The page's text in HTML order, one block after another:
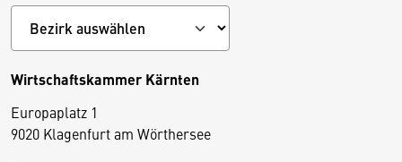
Wirtschaftskammer Kärnten
Europaplatz 1
9020 Klagenfurt am Wörthersee